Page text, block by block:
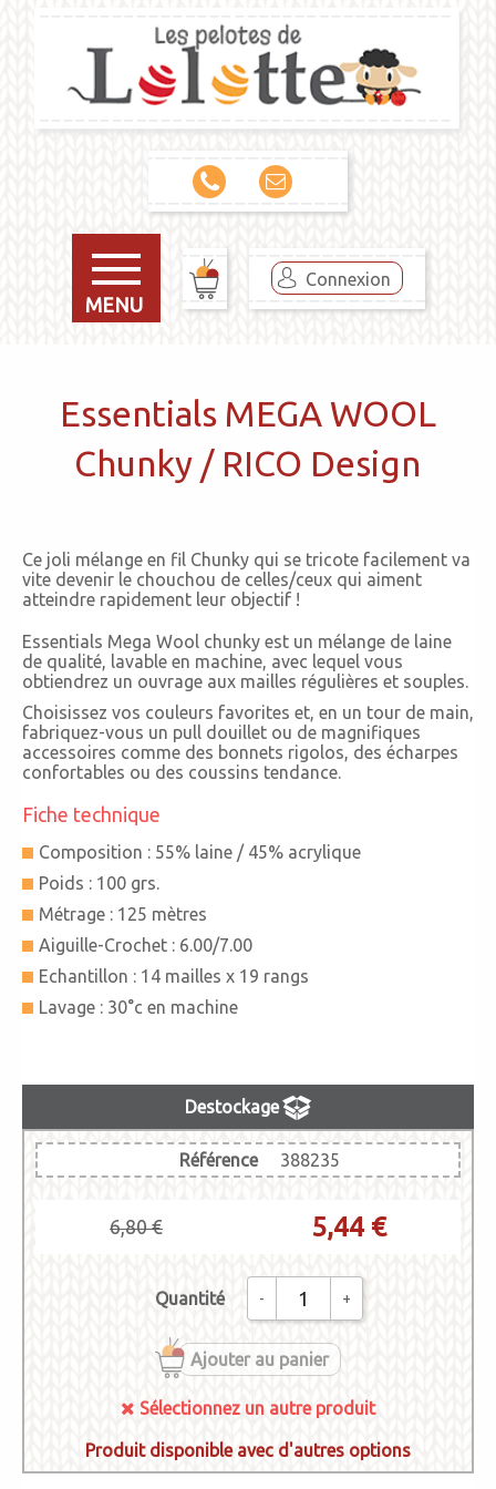
MENU
Connexion
Essentials MEGA WOOL
Chunky / RICO Design
Ce joli mélange en fil Chunky qui se tricote facilement va
vite devenir le chouchou de celles/ceux qui aiment
atteindre rapidement leur objectif !
Essentials Mega Wool chunky est un mélange de laine
de qualité, lavable en machine, avec lequel vous
obtiendrez un ouvrage aux mailles régulières et souples.
Choisissez vos couleurs favorites et, en un tour de main,
fabriquez-vous un pull douillet ou de magnifiques
accessoires comme des bonnets rigolos, des écharpes
confortables ou des coussins tendance.
Fiche technique
Composition : 55% laine / 45% acrylique
Poids : 100 grs.
Métrage : 125 mètres
Aiguille-Crochet : 6.00/7.00
Echantillon : 14 mailles x 19 rangs
Lavage : 30°c en machine
Destockage
Référence 388235
6,80 € 5,44 €
Quantité - +
Ajouter au panier
Sélectionnez un autre produit
Produit disponible avec d'autres options
383235_Essentials